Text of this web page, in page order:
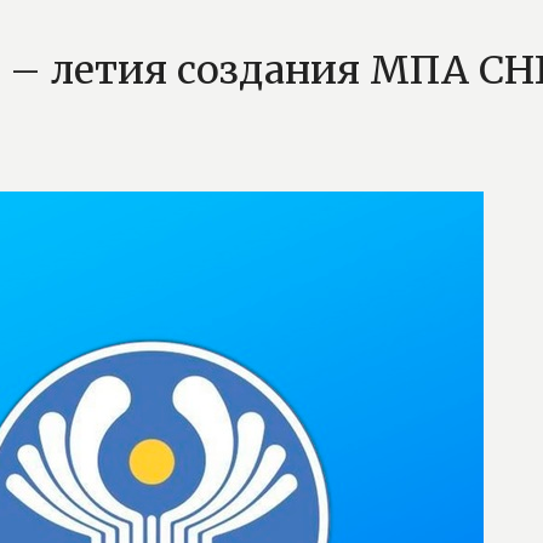
– летия создания МПА